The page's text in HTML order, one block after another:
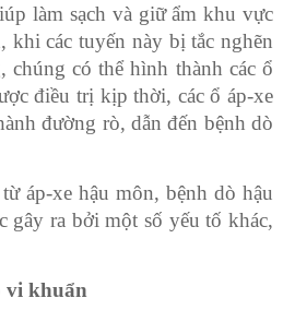
làm sạch và giữ ẩm khu vực
khi các tuyến này bị tắc nghẽn
chúng có thể hình thành các ổ
điều trị kịp thời, các ổ áp-xe
đường rò, dẫn đến bệnh dò
áp-xe hậu môn, bệnh dò hậu
gây ra bởi một số yếu tố khác,
vi khuẩn